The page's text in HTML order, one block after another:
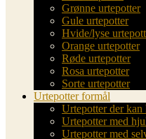
Grønne urtepotter
Gule urtepotter
Hvide/lyse
Orange urtepotter
Røde urtepotter
Rosa urtepotter
Sorte urtepotter
Urtepotter formål
Urtepotter der
Urtepotter med
Urtepotter med